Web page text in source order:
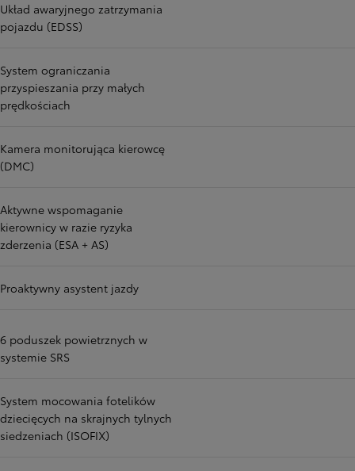
Układ awaryjnego zatrzymania
pojazdu (EDSS)
System ograniczania
przyspieszania przy małych
prędkościach
Kamera monitorująca kierowcę
(DMC)
Aktywne wspomaganie
kierownicy w razie ryzyka
zderzenia (ESA + AS)
Proaktywny asystent jazdy
6 poduszek powietrznych w
systemie SRS
System mocowania fotelików
dziecięcych na skrajnych tylnych
siedzeniach (ISOFIX)